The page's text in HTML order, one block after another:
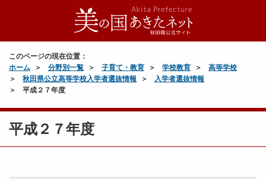
このページの現在位置：
ホーム
分野別一覧 子育て・教育 学校教育
高等学校
秋田県公立高等学校入学者選抜情報
入学者選抜情報
平成２７年度
平成２７年度